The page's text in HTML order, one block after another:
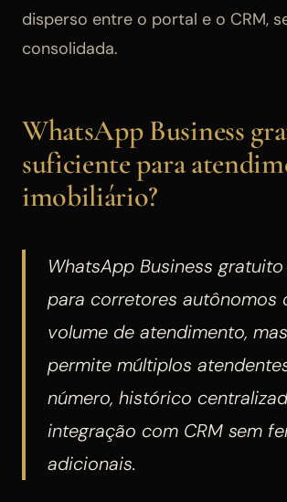
disperso entre o portal e o CRM,
consolidada.
WhatsApp Business
suficiente para
imobiliário?
WhatsApp Business
para corretores autônomos
volume de atendimento,
permite múltiplos
número, histórico
integração com CRM sem
adicionais.